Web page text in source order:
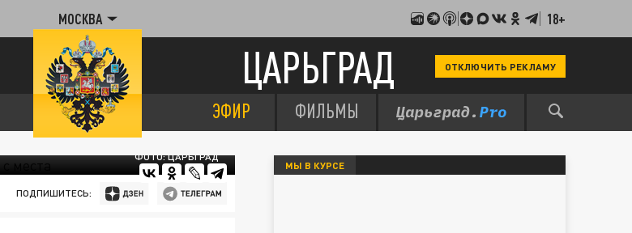
МОСКВА 18+
ЦАРЬГРАД ОТКЛЮЧИТЬ РЕКЛАМУ
ЭФИР ФИЛЬМЫ
ФОТО: ЦАРЬГРАД
ПОДПИШИТЕСЬ:
МЫ В КУРСЕ